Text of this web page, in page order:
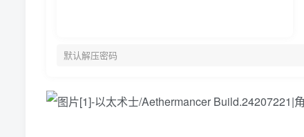
默认解压密码